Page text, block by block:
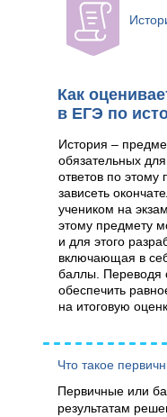
Как
в ЕГЭ по
История –
обязательных
ответов по
зависеть
учеником на
этому предмету
и для этого
включающая в
баллы. Переводя
обеспечить
на итоговую
Первичные или
результатам
Что такое